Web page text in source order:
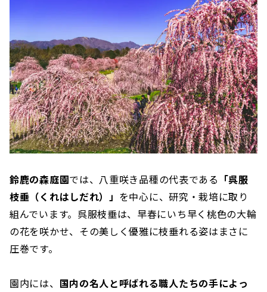
鈴鹿の森庭園では、八重咲き品種の代表である 「呉服
枝垂（くれはしだれ）」 を中心に、研究・栽培に取り
組んでいます。呉服枝垂は、早春にいち早く桃色の大輪
の花を咲かせ、その美しく優雅に枝垂れる姿はまさに
圧巻です。
園内には、 国内の名人と呼ばれる職人たちの手によっ